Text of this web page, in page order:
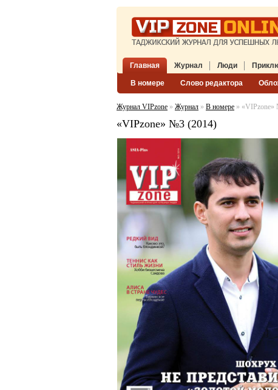
Главная Журнал
В номере Слово редактора
Люди
Журнал VIPzone » Журнал » В номере »
«VIPzone» №3 (2014)